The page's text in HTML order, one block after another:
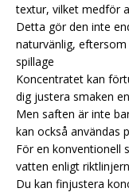
textur, vilket medför
Detta gör den inte
naturvänlig,
spillage
Koncentratet kan
dig justera smaken
Men saften är inte
kan också användas
För en konventionell
vatten enligt
Du kan finjustera